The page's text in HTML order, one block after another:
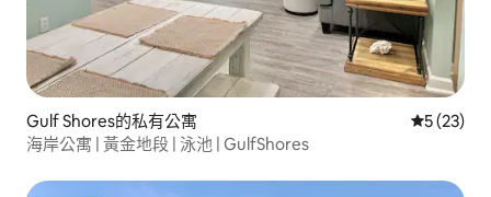
Gulf Shores的私有公寓 從 23 則評
5 (23)
海岸公寓 | 黃金地段 | 泳池 | GulfShores